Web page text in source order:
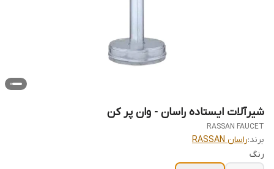
شیرآلات ایستاده راسان - وان پر کن
RASSAN FAUCET
برند:راسان RASSAN
رنگ